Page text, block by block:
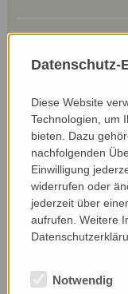
Datenschutz-
Diese Website
Technologien, um
bieten. Dazu
nachfolgenden
Einwilligung
widerrufen oder
jederzeit über
aufrufen. Weitere
Notwendig